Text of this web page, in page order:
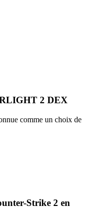
2 DEX
comme un choix de
Strike 2 en